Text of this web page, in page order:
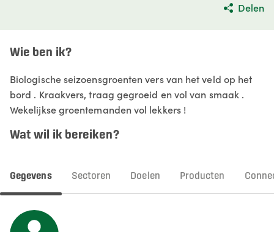
Delen
Wie ben ik?
Biologische seizoensgroenten vers van het veld op het
bord . Kraakvers, traag gegroeid en vol van smaak .
Wekelijkse groentemanden vol lekkers !
Wat wil ik bereiken?
Gegevens Sectoren Doelen Producten